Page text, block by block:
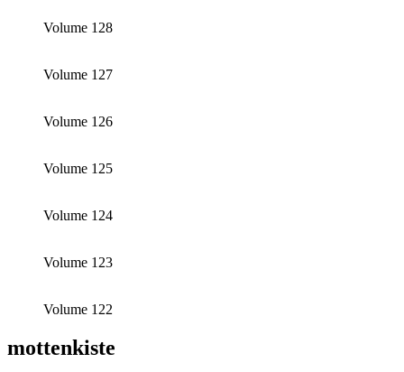
Volume 128
Volume 127
Volume 126
Volume 125
Volume 124
Volume 123
Volume 122
mottenkiste